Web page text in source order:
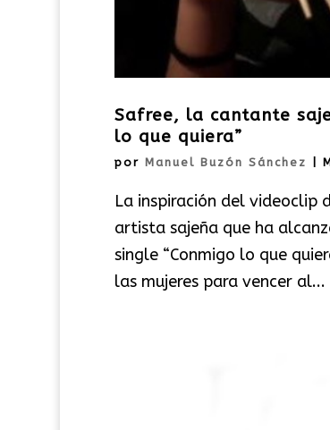
Safree, la cantante
lo que quiera”
por Manuel Buzón Sánchez
La inspiración del videoclip
artista sajeña que ha
single “Conmigo lo que
las mujeres para vencer al...